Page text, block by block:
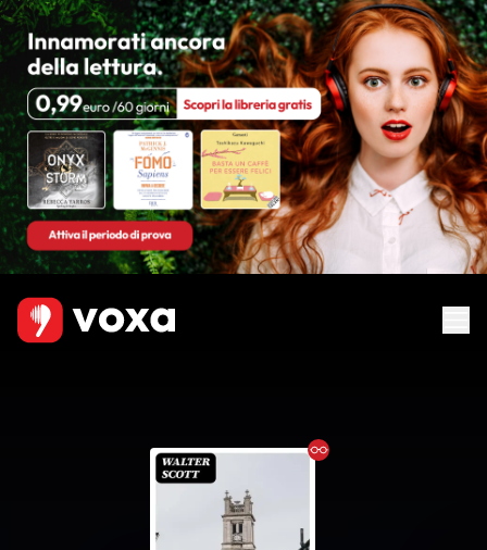
Ebook